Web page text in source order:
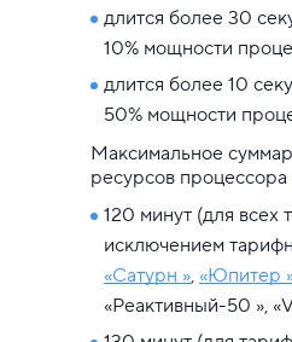
длится более 30
10% мощности
длится более 10
50% мощности
Максимальное
ресурсов процессора
120 минут (для всех
исключением
«Сатурн », «Юпитер
«Реактивный-50 »,